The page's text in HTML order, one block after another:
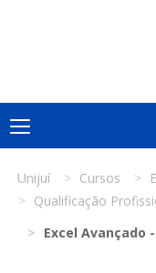
Unijuí Cursos
Qualificação
Excel Avançado